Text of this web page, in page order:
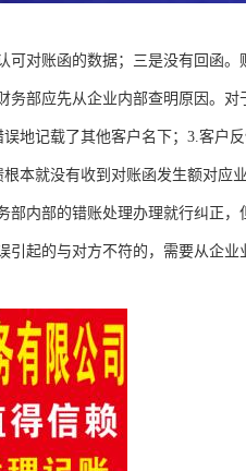
对账函的数据；三是没有回函。
部应先从企业内部查明原因。对
地记载了其他客户名下；3.客户
本就没有收到对账函发生额对应
内部的错账处理办理就行纠正，
起的与对方不符的，需要从企业